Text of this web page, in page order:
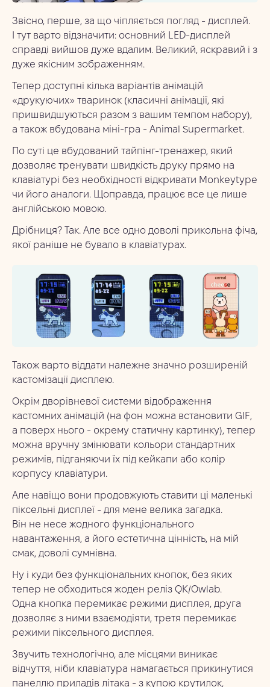
Звісно, перше, за що чіпляється погляд - дисплей.
І тут варто відзначити: основний LED-дисплей
справді вийшов дуже вдалим. Великий, яскравий і з
дуже якісним зображенням.
Тепер доступні кілька варіантів анімацій
«друкуючих» тваринок (класичні анімації, які
пришвидшуються разом з вашим темпом набору),
а також вбудована міні-гра - Animal Supermarket.
По суті це вбудований тайпінг-тренажер, який
дозволяє тренувати швидкість друку прямо на
клавіатурі без необхідності відкривати Monkeytype
чи його аналоги. Щоправда, працює все це лише
англійською мовою.
Дрібниця? Так. Але все одно доволі прикольна фіча,
якої раніше не бувало в клавіатурах.
Також варто віддати належне значно розширеній
кастомізації дисплею.
Окрім дворівневої системи відображення
кастомних анімацій (на фон можна встановити GIF,
а поверх нього - окрему статичну картинку), тепер
можна вручну змінювати кольори стандартних
режимів, підганяючи їх під кейкапи або колір
корпусу клавіатури.
Але навіщо вони продовжують ставити ці маленькі
піксельні дисплеї - для мене велика загадка.
Він не несе жодного функціонального
навантаження, а його естетична цінність, на мій
смак, доволі сумнівна.
Ну і куди без функціональних кнопок, без яких
тепер не обходиться жоден реліз QK/Owlab.
Одна кнопка перемикає режими дисплея, друга
дозволяє з ними взаємодіяти, третя перемикає
режими піксельного дисплея.
Звучить технологічно, але місцями виникає
відчуття, ніби клавіатура намагається прикинутися
панеллю приладів літака - з купою крутилок,